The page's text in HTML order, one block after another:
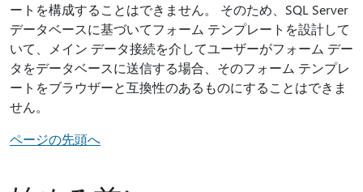
ートを構成することはできません。 そのため、SQL Server
データベースに基づいてフォーム テンプレートを設計して
いて、メイン データ接続を介してユーザーがフォーム デー
タをデータベースに送信する場合、そのフォーム テンプレ
ートをブラウザーと互換性のあるものにすることはできま
せん。
ページの先頭へ